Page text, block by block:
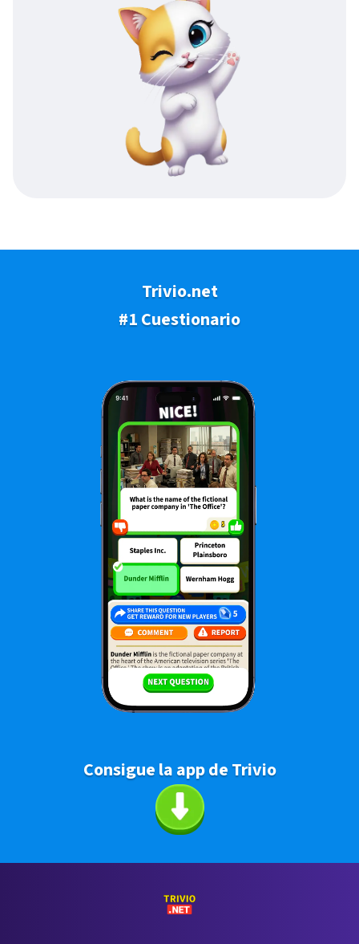
Trivio.net
#1 Cuestionario
Consigue la app de Trivio